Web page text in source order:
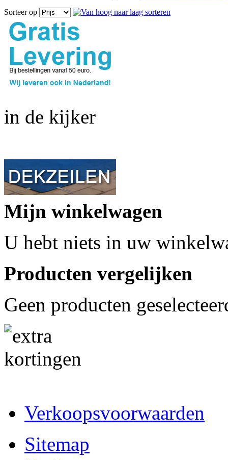
Sorteer op
in de kijker
Mijn winkelwagen
U hebt niets in uw
Producten vergelijken
Geen producten
Verkoopsvoorwaarden
Sitemap